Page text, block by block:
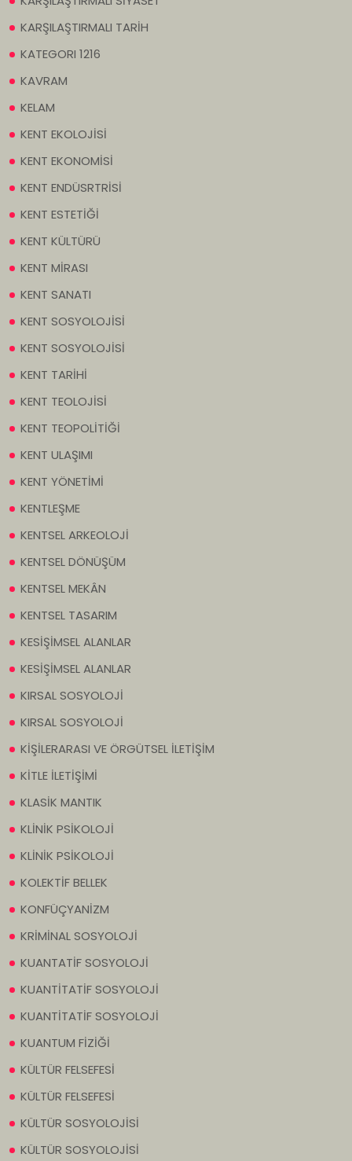
KARŞILAŞTIRMALI TARİH
KATEGORI 1216
KAVRAM
KELAM
KENT EKOLOJİSİ
KENT EKONOMİSİ
KENT ENDÜSRTRİSİ
KENT ESTETİĞİ
KENT KÜLTÜRÜ
KENT MİRASI
KENT SANATI
KENT SOSYOLOJİSİ
KENT SOSYOLOJİSİ
KENT TARİHİ
KENT TEOLOJİSİ
KENT TEOPOLİTİĞİ
KENT ULAŞIMI
KENT YÖNETİMİ
KENTLEŞME
KENTSEL ARKEOLOJİ
KENTSEL DÖNÜŞÜM
KENTSEL MEKÂN
KENTSEL TASARIM
KESİŞİMSEL ALANLAR
KESİŞİMSEL ALANLAR
KIRSAL SOSYOLOJİ
KIRSAL SOSYOLOJİ
KİŞİLERARASI VE ÖRGÜTSEL İLETİŞİM
KİTLE İLETİŞİMİ
KLASİK MANTIK
KLİNİK PSİKOLOJİ
KLİNİK PSİKOLOJİ
KOLEKTİF BELLEK
KONFÜÇYANİZM
KRİMİNAL SOSYOLOJİ
KUANTATİF SOSYOLOJİ
KUANTİTATİF SOSYOLOJİ
KUANTİTATİF SOSYOLOJİ
KUANTUM FİZİĞİ
KÜLTÜR FELSEFESİ
KÜLTÜR FELSEFESİ
KÜLTÜR SOSYOLOJİSİ
KÜLTÜR SOSYOLOJİSİ